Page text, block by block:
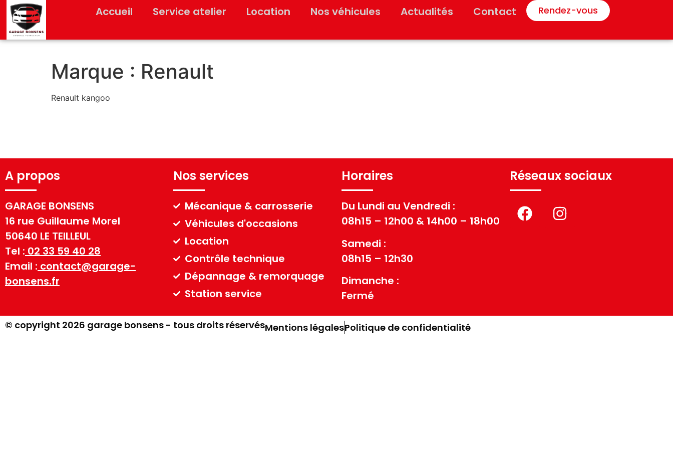
Accueil Service atelier Location Nos véhicules Actualités Contact Rendez-vous
Marque : Renault
Renault kangoo
A propos
GARAGE BONSENS
16 rue Guillaume Morel
50640 LE TEILLEUL
Tel : 02 33 59 40 28
Email : contact@garage-
bonsens.fr
Nos services
Mécanique & carrosserie
Véhicules d'occasions
Location
Contrôle technique
Dépannage & remorquage
Station service
Horaires
Du Lundi au Vendredi :
08h15 – 12h00 & 14h00 – 18h00
Samedi :
08h15 – 12h30
Dimanche :
Fermé
Réseaux sociaux
© copyright 2026 garage bonsens - tous droits réservésMentions légalesPolitique de confidentialité